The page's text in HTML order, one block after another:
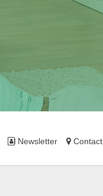
Newsletter Contact